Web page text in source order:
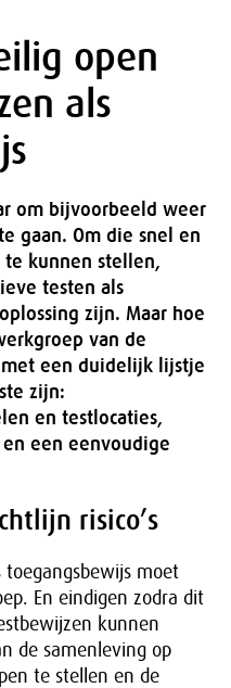
open
als
om bijvoorbeeld weer
gaan. Om die snel en
kunnen stellen,
testen als
zijn. Maar hoe
van de
met een duidelijk lijstje
zijn:
en testlocaties,
een eenvoudige
risico’s
moet
En eindigen zodra dit
kunnen
de samenleving op
te stellen en de